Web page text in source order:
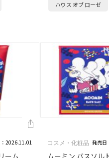
ーを煮詰めた…
ハウス オブ ローゼ
2026.11.01
ーム
コスメ・化粧品 発売日
ムーミン バスソル